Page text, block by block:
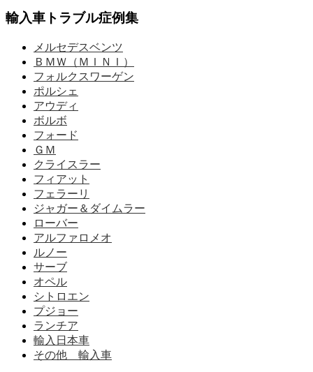
輸入車トラブル症例集
メルセデスベンツ
ＢＭＷ（ＭＩＮＩ）
フォルクスワーゲン
ポルシェ
アウディ
ボルボ
フォード
ＧＭ
クライスラー
フィアット
フェラーリ
ジャガー＆ダイムラー
ローバー
アルファロメオ
ルノー
サーブ
オペル
シトロエン
プジョー
ランチア
輸入日本車
その他 輸入車